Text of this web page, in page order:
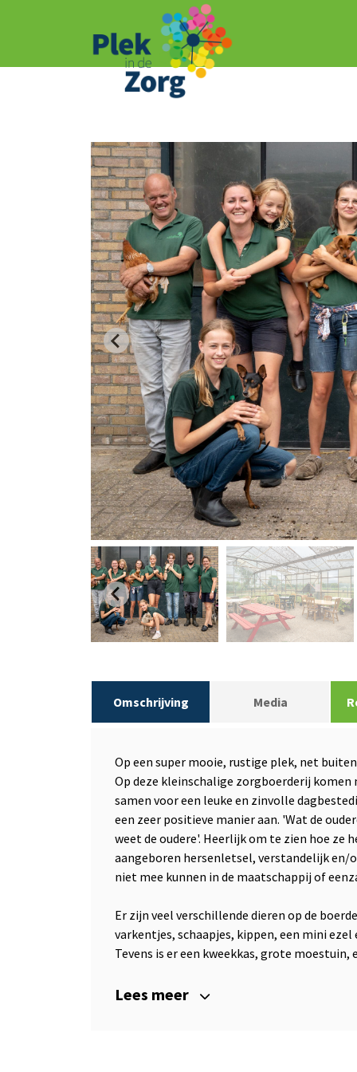
Omschrijving Media
Op een super mooie, rustige plek, net
Op deze kleinschalige zorgboerderij komen
samen voor een leuke en zinvolle
een zeer positieve manier aan. 'Wat de
weet de oudere'. Heerlijk om te zien hoe
aangeboren hersenletsel, verstandelijk en/
niet mee kunnen in de maatschappij of
Er zijn veel verschillende dieren op de
varkentjes, schaapjes, kippen, een mini
Tevens is er een kweekkas, grote
Lees meer